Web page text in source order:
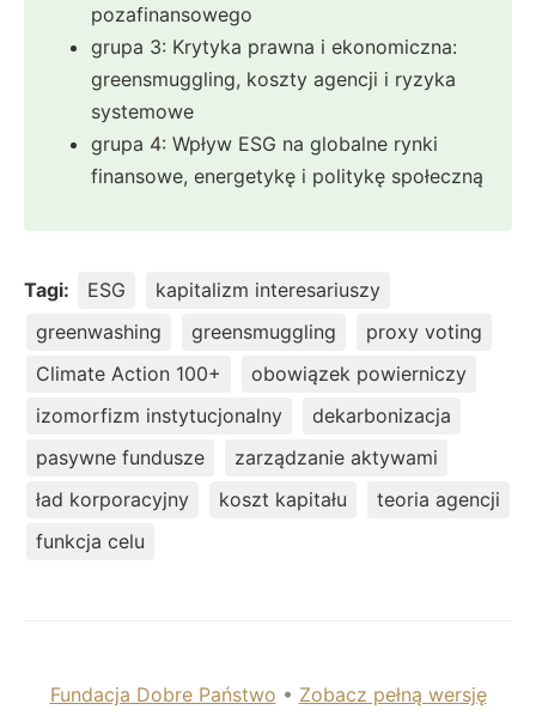
pozafinansowego
grupa 3: Krytyka prawna i ekonomiczna:
greensmuggling, koszty agencji i ryzyka
systemowe
grupa 4: Wpływ ESG na globalne rynki
finansowe, energetykę i politykę społeczną
Tagi: ESG
kapitalizm interesariuszy
greenwashing
greensmuggling
proxy voting
Climate Action 100+
obowiązek powierniczy
izomorfizm instytucjonalny
dekarbonizacja
pasywne fundusze
zarządzanie aktywami
ład korporacyjny
koszt kapitału
teoria agencji
funkcja celu
Fundacja Dobre Państwo • Zobacz pełną wersję